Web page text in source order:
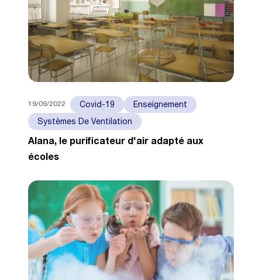
19/09/2022 Covid-19 Enseignement
Systèmes De Ventilation
Alana, le purificateur d'air adapté aux
écoles